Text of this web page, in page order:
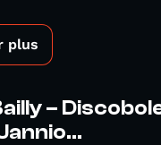
plus
–